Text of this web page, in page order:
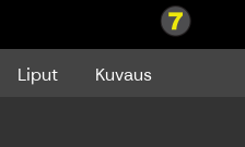
Toy Story 5 (Orig)
Liput Kuvaus